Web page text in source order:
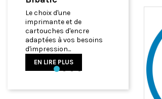
Votre Bureau à Domicile
avec du Matériel
Informatique de Qualité
EN LIRE PLUS